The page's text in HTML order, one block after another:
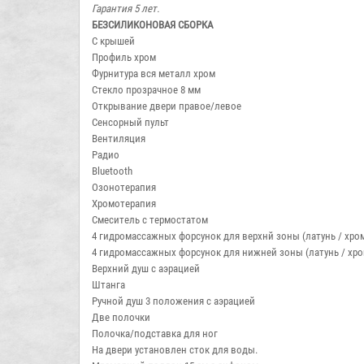
Гарантия 5 лет.
БЕЗСИЛИКОНОВАЯ СБОРКА
С крышей
Профиль хром
Фурнитура вся металл хром
Стекло прозрачное 8 мм
Открывание двери правое/левое
Сенсорный пульт
Вентиляция
Радио
Bluetooth
Озонотерапия
Хромотерапия
Смеситель с термостатом
4 гидромассажных форсунок для верхнй зоны (латунь /
4 гидромассажных форсунок для нижней зоны (латунь /
Верхний душ с аэрацией
Штанга
Ручной душ 3 положения с аэрацией
Две полочки
Полочка/подставка для ног
На двери установлен сток для воды.